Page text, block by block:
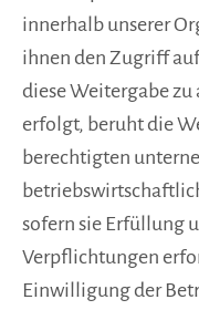
innerhalb unserer
ihnen den Zugriff
diese Weitergabe
erfolgt, beruht die
berechtigten
sofern sie Erfüllung
Verpflichtungen
Einwilligung der